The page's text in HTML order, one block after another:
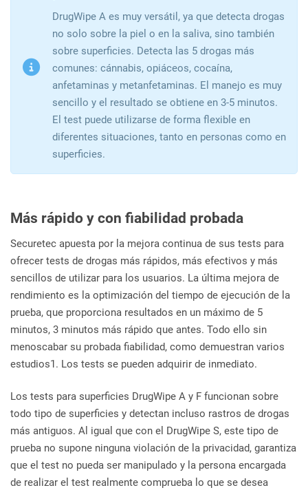
DrugWipe A es muy versátil, ya que detecta drogas
no solo sobre la piel o en la saliva, sino también
sobre superficies. Detecta las 5 drogas más
comunes: cánnabis, opiáceos, cocaína,
anfetaminas y metanfetaminas. El manejo es muy
sencillo y el resultado se obtiene en 3-5 minutos.
El test puede utilizarse de forma flexible en
diferentes situaciones, tanto en personas como en
superficies.
Más rápido y con fiabilidad probada
Securetec apuesta por la mejora continua de sus tests para
ofrecer tests de drogas más rápidos, más efectivos y más
sencillos de utilizar para los usuarios. La última mejora de
rendimiento es la optimización del tiempo de ejecución de la
prueba, que proporciona resultados en un máximo de 5
minutos, 3 minutos más rápido que antes. Todo ello sin
menoscabar su probada fiabilidad, como demuestran varios
estudios1. Los tests se pueden adquirir de inmediato.
Los tests para superficies DrugWipe A y F funcionan sobre
todo tipo de superficies y detectan incluso rastros de drogas
más antiguos. Al igual que con el DrugWipe S, este tipo de
prueba no supone ninguna violación de la privacidad, garantiza
que el test no pueda ser manipulado y la persona encargada
de realizar el test realmente comprueba lo que se desea